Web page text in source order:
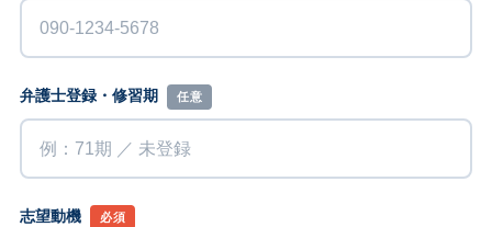
弁護士登録・修習期 任意
志望動機 必須